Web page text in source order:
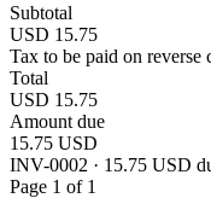
Subtotal
USD 15.75
Tax to be paid on reverse
Total
USD 15.75
Amount due
15.75 USD
INV-0002 · 15.75 USD
Page 1 of 1